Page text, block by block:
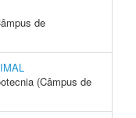
de
(Câmpus de